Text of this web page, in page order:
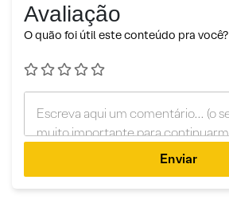
Avaliação
O quão foi útil este conteúdo pra você?
Enviar